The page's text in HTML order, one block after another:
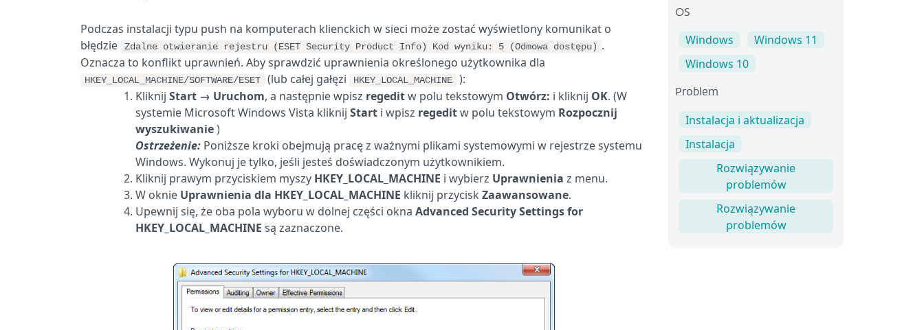
Podczas instalacji typu push na komputerach klienckich w sieci może zostać wyświetlony komunikat o
błędzie
Zdalne otwieranie rejestru (ESET Security Product Info) Kod wyniku: 5 (Odmowa dostępu) .
Oznacza to konflikt uprawnień. Aby sprawdzić uprawnienia określonego użytkownika dla
HKEY_LOCAL_MACHINE/SOFTWARE/ESET (lub całej gałęzi HKEY_LOCAL_MACHINE
):
Kliknij Start → Uruchom, a następnie wpisz regeditw polu tekstowym Otwórz: i kliknij OK. (W
systemie Microsoft Windows Vista kliknij Start i wpisz regeditw polu tekstowym Rozpocznij
wyszukiwanie)
Ostrzeżenie: Poniższe kroki obejmują pracę z ważnymi plikami systemowymi w rejestrze systemu
Windows. Wykonuj je tylko, jeśli jesteś doświadczonym użytkownikiem.
Kliknij prawym przyciskiem myszy HKEY_LOCAL_MACHINE i wybierz Uprawnienia z menu.
W oknie Uprawnienia dla HKEY_LOCAL_MACHINE kliknij przycisk Zaawansowane.
Upewnij się, że oba pola wyboru w dolnej części okna Advanced Security Settings for
HKEY_LOCAL_MACHINE są zaznaczone.
OS
Windows
Windows 11
Windows 10
Problem
Instalacja i aktualizacja
Instalacja
Rozwiązywanie
problemów
Rozwiązywanie
problemów